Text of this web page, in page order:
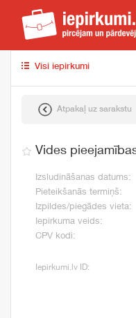
Visi iepirkumi
Atpakaļ uz sarakstu
Vides
Izsludināšanas datums:
Pieteikšanās termiņš:
Izpildes/piegādes vieta:
Iepirkuma veids:
CPV kodi:
Iepirkumi.lv ID: